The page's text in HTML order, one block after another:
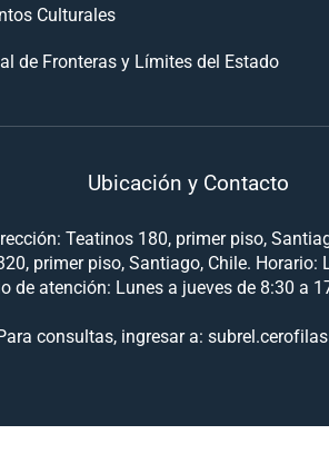
Culturales
de Fronteras y Límites del Estado
Ubicación y Contacto
Teatinos 180, primer piso,
primer piso, Santiago, Chile. Horario:
de atención: Lunes a jueves de 8:30 a
consultas, ingresar a: